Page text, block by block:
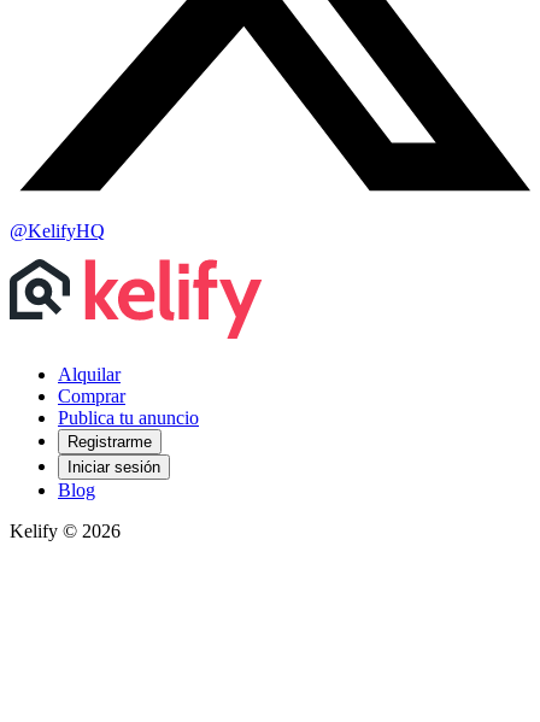
@KelifyHQ
Alquilar
Comprar
Publica tu anuncio
Registrarme
Iniciar sesión
Blog
Kelify © 2026